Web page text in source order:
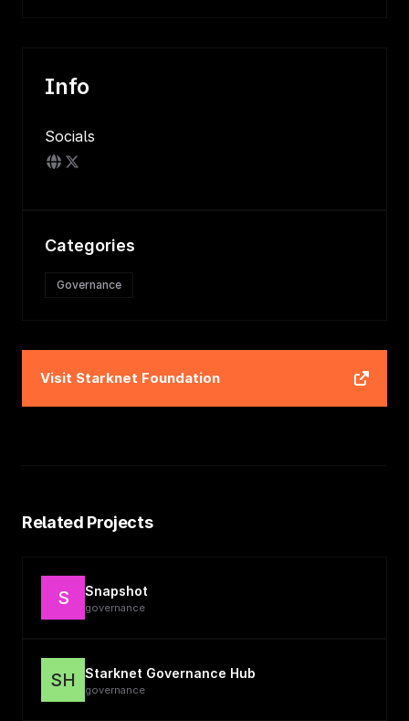
Info
Socials
Categories
Governance
Visit Starknet Foundation
Related Projects
S Snapshot
governance
SH Starknet Governance Hub
governance